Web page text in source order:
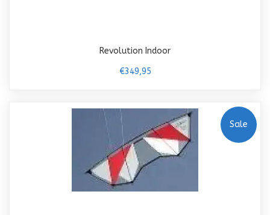
Revolution Indoor
€349,95
Sale